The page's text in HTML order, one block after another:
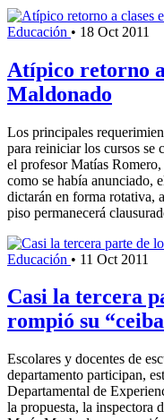
Educación • 18 Oct 2011
Atípico retorno a
Maldonado
Los principales
para reiniciar los cursos
el profesor Matías
como se había anunciado,
dictarán en forma rotativa,
piso permanecerá
Educación • 11 Oct 2011
Casi la tercera
rompió su
Escolares y docentes de
departamento participan,
Departamental de
la propuesta, la inspectora